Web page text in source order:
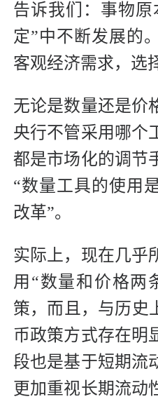
告诉我们：事物
定”中不断发展的
客观经济需求，选
无论是数量还是价
央行不管采用哪个
都是市场化的调节
“数量工具的使用
改革”。
实际上，现在几乎
用“数量和价格两
策，而且，与历史
币政策方式存在明
段也是基于短期流
更加重视长期流动